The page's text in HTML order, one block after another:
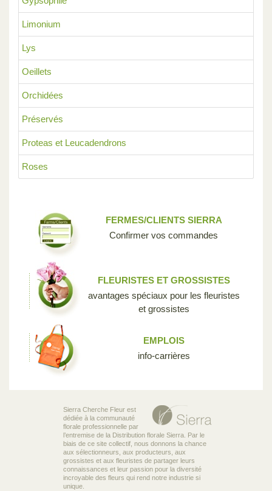
Limonium
Lys
Oeillets
Orchidées
Préservés
Proteas et Leucadendrons
Roses
FERMES/CLIENTS SIERRA
Confirmer vos commandes
FLEURISTES ET GROSSISTES
avantages spéciaux pour les fleuristes
et grossistes
EMPLOIS
info-carrières
Sierra Cherche Fleur est
dédiée à la communauté
florale professionnelle par
l’entremise de la Distribution florale Sierra. Par le
biais de ce site collectif, nous donnons la chance
aux sélectionneurs, aux producteurs, aux
grossistes et aux fleuristes de partager leurs
connaissances et leur passion pour la diversité
incroyable des fleurs qui rend notre industrie si
unique.